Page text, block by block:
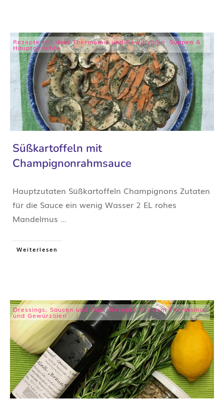
Rezepte mit dem Thermomix und Gewürzölen,Suppen &
Hauptgerichte
Süßkartoffeln mit
Champignonrahmsauce
​​Hauptzutaten Süßkartoffeln Champignons Zutaten
für die Sauce ein wenig Wasser 2 EL rohes
Mandelmus ...
Weiterlesen
Dressings, Saucen und Dips,Rezepte mit dem Thermomix
und Gewürzölen